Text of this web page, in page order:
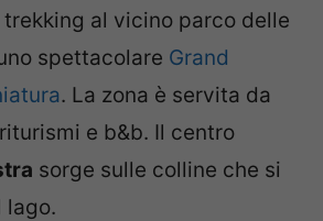
al vicino parco delle
spettacolare Grand
. La zona è servita da
e b&b. Il centro
sorge sulle colline che si
lago.